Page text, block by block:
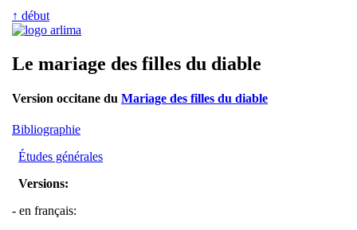
↑ début
Le mariage des filles du diable
Version occitane du Mariage des filles du diable
Bibliographie
Études générales
Versions:
- en français: